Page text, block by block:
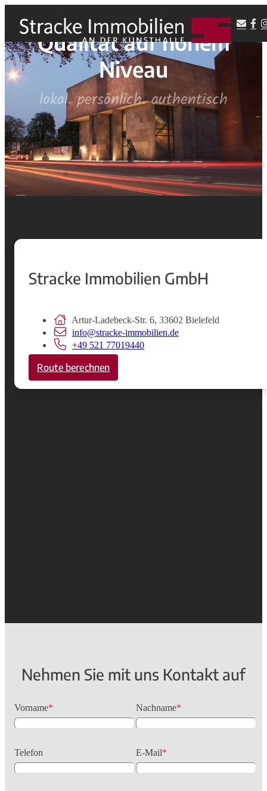
Qualität auf hohem
Niveau
lokal. persönlich. authentisch
Stracke Immobilien GmbH
Artur-Ladebeck-Str. 6, 33602 Bielefeld
info@stracke-immobilien.de
+49 521 77019440
Route berechnen
Nehmen Sie mit uns Kontakt auf
Vorname* Nachname*
Telefon E-Mail*